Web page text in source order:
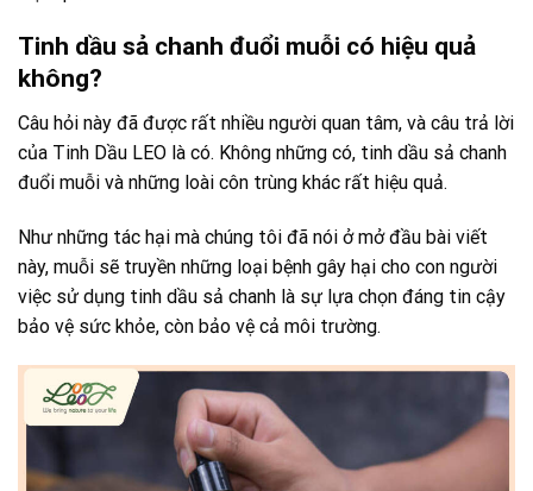
Tinh dầu sả chanh đuổi muỗi có hiệu quả
không?
Câu hỏi này đã được rất nhiều người quan tâm, và câu trả lời
của Tinh Dầu LEO là có. Không những có, tinh dầu sả chanh
đuổi muỗi và những loài côn trùng khác rất hiệu quả.
Như những tác hại mà chúng tôi đã nói ở mở đầu bài viết
này, muỗi sẽ truyền những loại bệnh gây hại cho con người
việc sử dụng tinh dầu sả chanh là sự lựa chọn đáng tin cậy
bảo vệ sức khỏe, còn bảo vệ cả môi trường.